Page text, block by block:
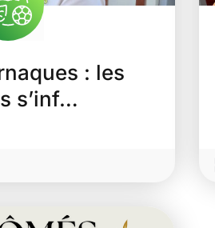
: les
s’inf…